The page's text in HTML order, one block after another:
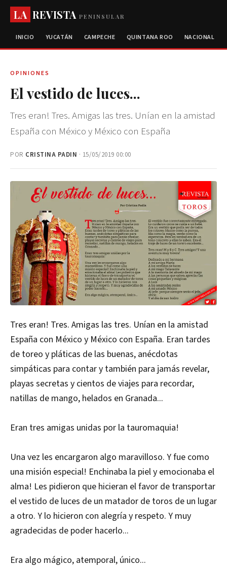
LA REVISTAPENINSULAR
INICIO YUCATÁN CAMPECHE QUINTANA ROO NACIONAL
OPINIONES
El vestido de luces...
Tres eran! Tres. Amigas las tres. Unían en la amistad
España con México y México con España
POR CRISTINA PADIN · 15/05/2019 00:00
Tres eran! Tres. Amigas las tres. Unían en la amistad
España con México y México con España. Eran tardes
de toreo y pláticas de las buenas, anécdotas
simpáticas para contar y también para jamás revelar,
playas secretas y cientos de viajes para recordar,
natillas de mango, helados en Granada...
Eran tres amigas unidas por la tauromaquia!
Una vez les encargaron algo maravilloso. Y fue como
una misión especial! Enchinaba la piel y emocionaba el
alma! Les pidieron que hicieran el favor de transportar
el vestido de luces de un matador de toros de un lugar
a otro. Y lo hicieron con alegría y respeto. Y muy
agradecidas de poder hacerlo...
Era algo mágico, atemporal, único...